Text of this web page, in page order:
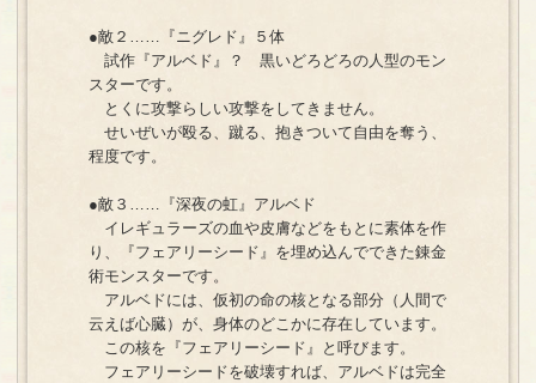
●敵２……『ニグレド』５体
試作『アルベド』？ 黒いどろどろの人型のモン
スターです。
とくに攻撃らしい攻撃をしてきません。
せいぜいが殴る、蹴る、抱きついて自由を奪う、
程度です。
●敵３……『深夜の虹』アルベド
イレギュラーズの血や皮膚などをもとに素体を作
り、『フェアリーシード』を埋め込んでできた錬金
術モンスターです。
アルベドには、仮初の命の核となる部分（人間で
云えば心臓）が、身体のどこかに存在しています。
この核を『フェアリーシード』と呼びます。
フェアリーシードを破壊すれば、アルベドは完全